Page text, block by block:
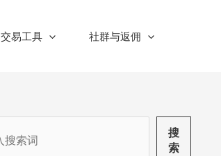
交易工具 社群与返佣
搜
索